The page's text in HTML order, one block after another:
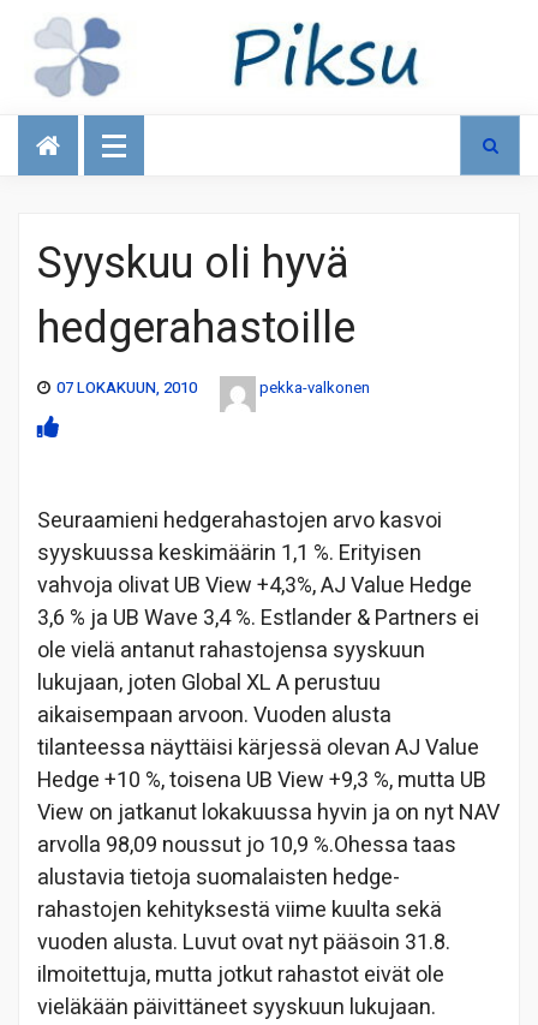
Talous
Syyskuu oli hyvä
hedgerahastoille
07 LOKAKUUN, 2010 pekka-valkonen
Seuraamieni hedgerahastojen arvo kasvoi
syyskuussa keskimäärin 1,1 %. Erityisen
vahvoja olivat UB View +4,3%, AJ Value Hedge
3,6 % ja UB Wave 3,4 %. Estlander & Partners ei
ole vielä antanut rahastojensa syyskuun
lukujaan, joten Global XL A perustuu
aikaisempaan arvoon. Vuoden alusta
tilanteessa näyttäisi kärjessä olevan AJ Value
Hedge +10 %, toisena UB View +9,3 %, mutta UB
View on jatkanut lokakuussa hyvin ja on nyt NAV
arvolla 98,09 noussut jo 10,9 %.Ohessa taas
alustavia tietoja suomalaisten hedge-
rahastojen kehityksestä viime kuulta sekä
vuoden alusta. Luvut ovat nyt pääsoin 31.8.
ilmoitettuja, mutta jotkut rahastot eivät ole
vieläkään päivittäneet syyskuun lukujaan.